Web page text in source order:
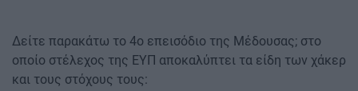
Δείτε παρακάτω το 4ο επεισόδιο της Μέδουσας; στο
οποίο στέλεχος της ΕΥΠ αποκαλύπτει τα είδη των χάκερ
και τους στόχους τους: